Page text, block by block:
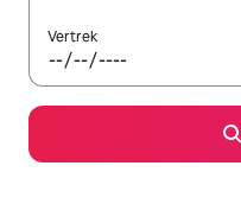
Vertrek